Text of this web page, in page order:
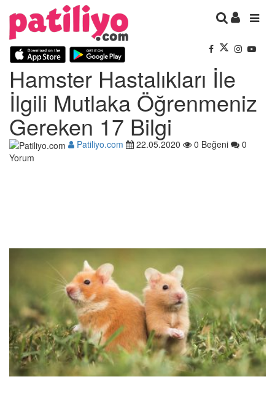
Hamster Hastalıkları İle
İlgili Mutlaka Öğrenmeniz
Gereken 17 Bilgi
Patiliyo.com 22.05.2020 0 Beğeni
0
Yorum